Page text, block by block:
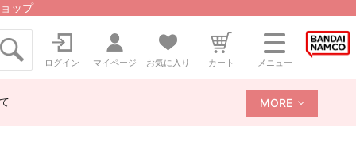
ップ
ログイン マイページ お気に入り カート メニュー
MORE